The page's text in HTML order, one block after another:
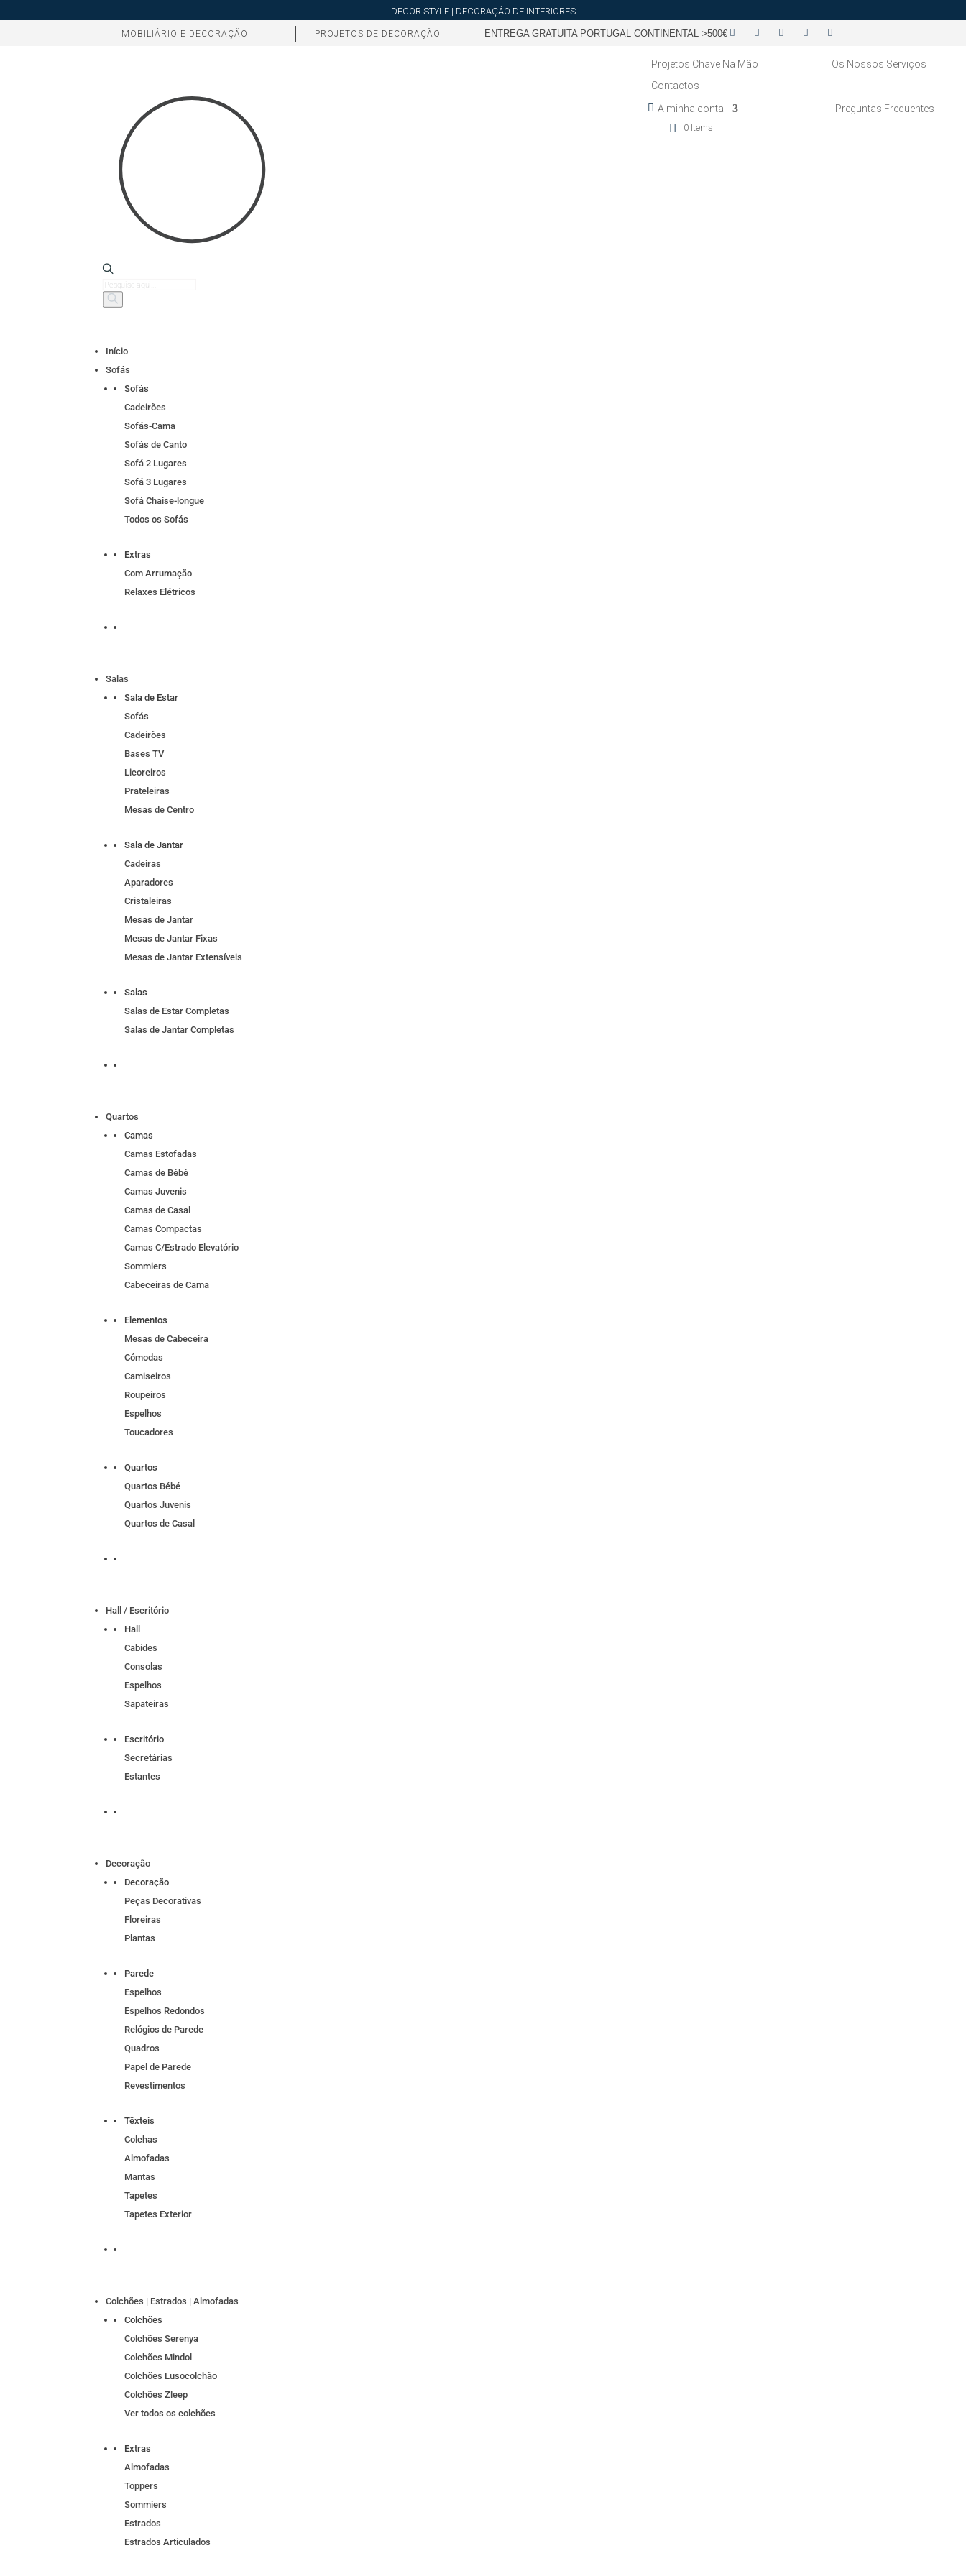
DECOR STYLE | DECORAÇÃO DE INTERIORES
MOBILIÁRIO E DECORAÇÃO PROJETOS DE DECORAÇÃO ENTREGA GRATUITA PORTUGAL CONTINENTAL >500€
Products
search
Projetos Chave Na Mão
Os Nossos Serviços
Contactos
A minha conta
Preguntas Frequentes
0 Items
Início
Sofás
Sofás
Cadeirões
Sofás-Cama
Sofás de Canto
Sofá 2 Lugares
Sofá 3 Lugares
Sofá Chaise-longue
Todos os Sofás
Extras
Com Arrumação
Relaxes Elétricos
Salas
Sala de Estar
Sofás
Cadeirões
Bases TV
Licoreiros
Prateleiras
Mesas de Centro
Sala de Jantar
Cadeiras
Aparadores
Cristaleiras
Mesas de Jantar
Mesas de Jantar Fixas
Mesas de Jantar Extensíveis
Salas
Salas de Estar Completas
Salas de Jantar Completas
Quartos
Camas
Camas Estofadas
Camas de Bébé
Camas Juvenis
Camas de Casal
Camas Compactas
Camas C/Estrado Elevatório
Sommiers
Cabeceiras de Cama
Elementos
Mesas de Cabeceira
Cómodas
Camiseiros
Roupeiros
Espelhos
Toucadores
Quartos
Quartos Bébé
Quartos Juvenis
Quartos de Casal
Hall / Escritório
Hall
Cabides
Consolas
Espelhos
Sapateiras
Escritório
Secretárias
Estantes
Decoração
Decoração
Peças Decorativas
Floreiras
Plantas
Parede
Espelhos
Espelhos Redondos
Relógios de Parede
Quadros
Papel de Parede
Revestimentos
Têxteis
Colchas
Almofadas
Mantas
Tapetes
Tapetes Exterior
Colchões | Estrados | Almofadas
Colchões
Colchões Serenya
Colchões Mindol
Colchões Lusocolchão
Colchões Zleep
Ver todos os colchões
Extras
Almofadas
Toppers
Sommiers
Estrados
Estrados Articulados